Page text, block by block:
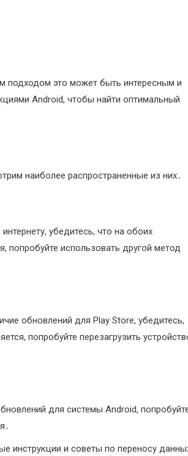
подходом это может быть интересным и
Android, чтобы найти оптимальный
наиболее распространенные из них․
убедитесь, что на обоих
попробуйте использовать другой метод
обновлений для Play Store, убедитесь,
попробуйте перезагрузить
для системы Android,
инструкции и советы по переносу